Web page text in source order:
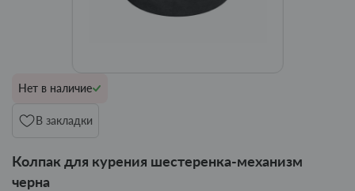
Нет в наличие
В закладки
Колпак для курения шестеренка-механизм
черна